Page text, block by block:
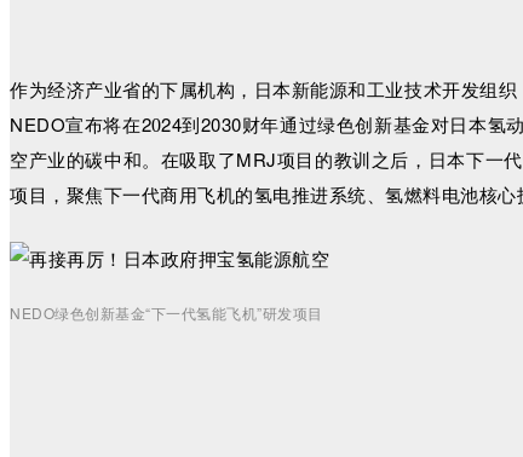
作为经济产业省的下属机构，日本新能源和工业技术开发组
NEDO宣布将在2024到2030财年通过绿色创新基金对日本氢
空产业的碳中和。在吸取了MRJ项目的教训之后，日本下一
项目，聚焦下一代商用飞机的氢电推进系统、氢燃料电池核心
NEDO绿色创新基金“下一代氢能飞机”研发项目